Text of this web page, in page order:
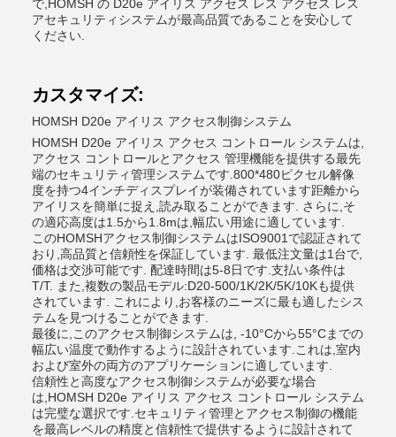
で,HOMSH の D20e アイリス アクセス レス アクセス レス
アセキュリティシステムが最高品質であることを安心して
ください.
カスタマイズ:
HOMSH D20e アイリス アクセス制御システム
HOMSH D20e アイリス アクセス コントロール システムは,
アクセス コントロールとアクセス 管理機能を提供する最先
端のセキュリティ管理システムです.800*480ピクセル解像
度を持つ4インチディスプレイが装備されています距離から
アイリスを簡単に捉え,読み取ることができます. さらに,そ
の適応高度は1.5から1.8mは,幅広い用途に適しています.
このHOMSHアクセス制御システムはISO9001で認証されて
おり,高品質と信頼性を保証しています. 最低注文量は1台で,
価格は交渉可能です. 配達時間は5-8日です.支払い条件は
T/T. また,複数の製品モデル:D20-500/1K/2K/5K/10Kも提供
されています. これにより,お客様のニーズに最も適したシス
テムを見つけることができます.
最後に,このアクセス制御システムは, -10°Cから55°Cまでの
幅広い温度で動作するように設計されています.これは,室内
および室外の両方のアプリケーションに適しています.
信頼性と高度なアクセス制御システムが必要な場合
は,HOMSH D20e アイリス アクセス コントロール システム
は完璧な選択です.セキュリティ管理とアクセス制御の機能
を最高レベルの精度と信頼性で提供するように設計されて